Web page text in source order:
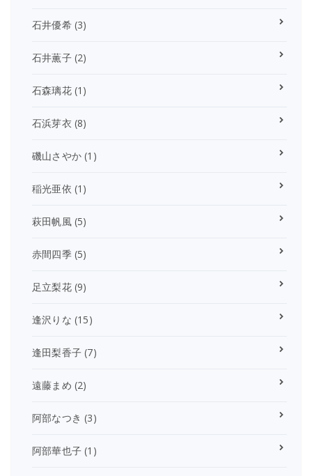
石井優希(3)
石井薫子(2)
石森璃花(1)
石浜芽衣 (8)
磯山さやか (1)
稲光亜依 (1)
萩田帆風(5)
赤間四季(5)
足立梨花(9)
逢沢りな (15)
逢田梨香子 (7)
遠藤まめ (2)
阿部なつき (3)
阿部華也子 (1)